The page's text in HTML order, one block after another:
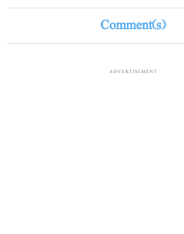
Comment(s)
ADVERTISEMENT